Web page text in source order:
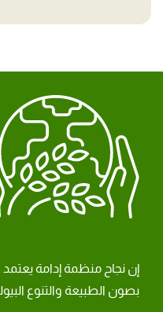
إن نجاح منظمة إدامة
بصون الطبيعة والتنوع